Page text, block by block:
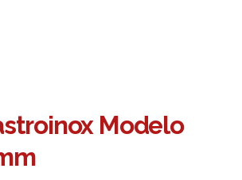
Modelo